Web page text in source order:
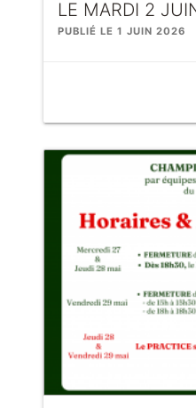
LE MARDI 2
PUBLIÉ LE 1 JUIN 2026